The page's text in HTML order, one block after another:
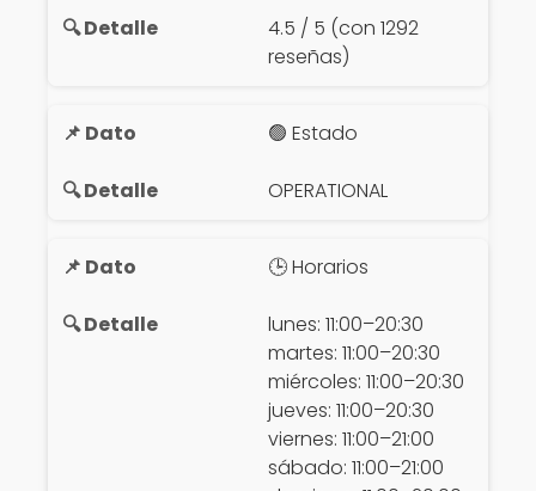
4.5 / 5 (con 1292
reseñas)
🟢 Estado
OPERATIONAL
🕒 Horarios
lunes: 11:00–20:30
martes: 11:00–20:30
miércoles: 11:00–20:30
jueves: 11:00–20:30
viernes: 11:00–21:00
sábado: 11:00–21:00